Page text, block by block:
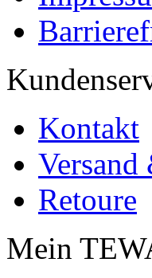
Kontakt
Retoure
Mein